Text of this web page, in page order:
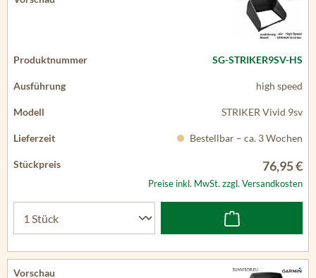
SG-STRIKER9SV-HS
high speed
STRIKER Vivid 9sv
Bestellbar – ca. 3 Wochen
76,95 €
Preise inkl. MwSt. zzgl. Versandkosten